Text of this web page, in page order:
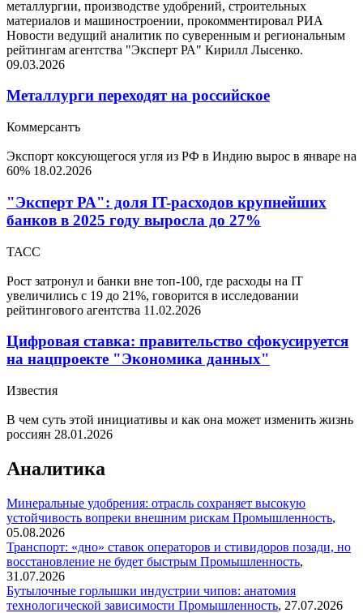
металлургии, производстве удобрений, строительных
материалов и машиностроении, прокомментировал РИА
Новости ведущий аналитик по суверенным и региональным
рейтингам агентства "Эксперт РА" Кирилл Лысенко.
09.03.2026
Металлурги переходят на российское
Коммерсантъ
Экспорт коксующегося угля из РФ в Индию вырос в январе на
60% 18.02.2026
"Эксперт РА": доля IT-расходов крупнейших
банков в 2025 году выросла до 27%
ТАСС
Рост затронул и банки вне топ-100, где расходы на IT
увеличились с 19 до 21%, говорится в исследовании
рейтингового агентства 11.02.2026
Цифровая ставка: правительство сфокусируется
на нацпроекте "Экономика данных"
Известия
В чем суть этой инициативы и как она может изменить жизнь
россиян 28.01.2026
Аналитика
Минеральные удобрения: отрасль сохраняет высокую
устойчивость вопреки внешним рискам Промышленность,
05.08.2026
Транспорт: «дно» ставок операторов и стивидоров позади, но
восстановление не будет быстрым Промышленность,
31.07.2026
Бутылочные горлышки индустрии чипов: анатомия
технологической зависимости Промышленность, 27.07.2026